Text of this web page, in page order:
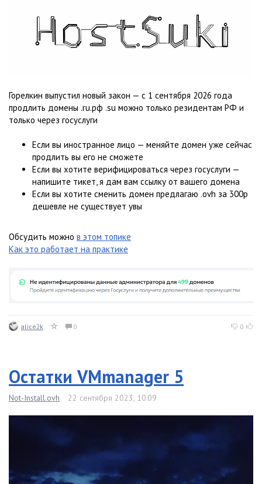
Горелкин выпустил новый закон — с 1 сентября 2026 года
продлить домены .ru.рф .su можно только резидентам РФ и
только через госуслуги
Если вы иностранное лицо — меняйте домен уже сейчас
продлить вы его не сможете
Если вы хотите верифицироваться через госуслуги —
напишите тикет, я дам вам ссылку от вашего домена
Если вы хотите сменить домен предлагаю .ovh за 300р
дешевле не существует увы
Обсудить можно в этом топике
Как это работает на практике
alice2k 0 0
Остатки VMmanager 5
Not-Install.ovh 22 сентября 2023, 10:09